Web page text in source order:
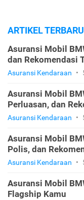
ARTIKEL TERBARU
Asuransi Mobil
dan Rekomendasi
Asuransi Kendaraan •
Asuransi Mobil
Perluasan, dan
Asuransi Kendaraan •
Asuransi Mobil
Polis, dan
Asuransi Kendaraan •
Asuransi Mobil
Flagship Kamu